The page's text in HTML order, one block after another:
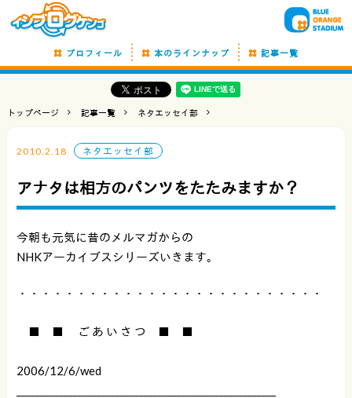
プロフィール 本のラインナップ 記事一覧
トップページ 記事一覧 ネタエッセイ部
2010.2.18 ネタエッセイ部
アナタは相方のパンツをたたみますか？
今朝も元気に昔のメルマガからの
NHKアーカイブスシリーズいきます。
・・・・・・・・・・・・・・・・・・・・・・・・・・
■ ■ ご あ い さ つ ■ ■
2006/12/6/wed